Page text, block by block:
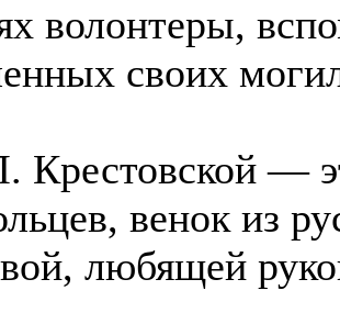
волонтеры,
своих
Крестовской —
венок из
любящей